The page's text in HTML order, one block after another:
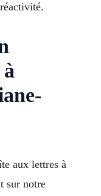
aux lettres à
sur notre